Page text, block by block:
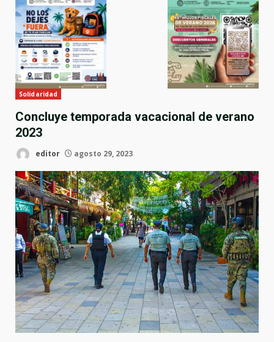
Solidaridad
Concluye temporada vacacional de verano
2023
editor agosto 29, 2023